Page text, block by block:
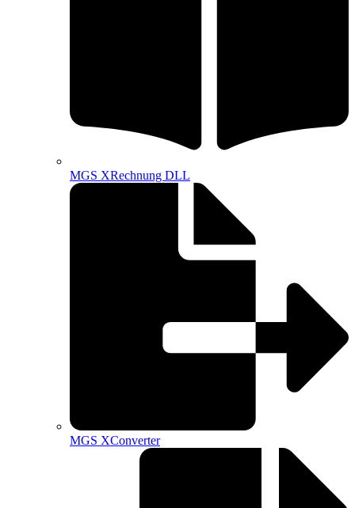
MGS XRechnung DLL
MGS XConverter